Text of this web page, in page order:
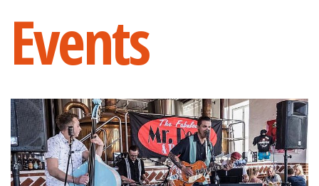
Events
Mr. Dean & The Rebels